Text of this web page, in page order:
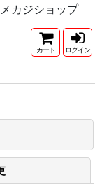
カジショップ
カート ログイン